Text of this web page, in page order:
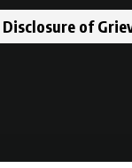
Disclosure of